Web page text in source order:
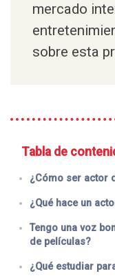
mercado
sobre esta
Tabla de
¿Cómo ser actor
¿Qué hace un
Tengo una voz
de películas?
¿Qué estudiar